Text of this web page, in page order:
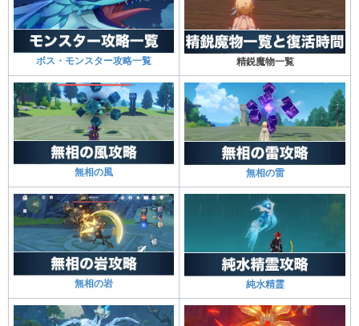
ボス・モンスター攻略一覧 精鋭魔物一覧
無相の風 無相の雷
無相の岩 純水精霊